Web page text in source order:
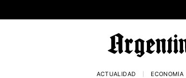
ACTUALIDAD ECONOMÍA